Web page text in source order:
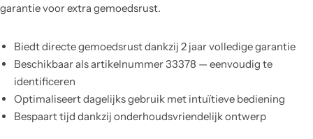
garantie voor extra gemoedsrust.
Biedt directe gemoedsrust dankzij 2 jaar volledige garantie
Beschikbaar als artikelnummer 33378 — eenvoudig te
identificeren
Optimaliseert dagelijks gebruik met intuïtieve bediening
Bespaart tijd dankzij onderhoudsvriendelijk ontwerp